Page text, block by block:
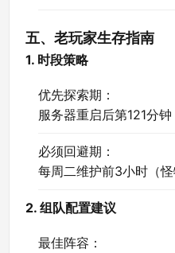
五、老玩家生存指南
1. 时段策略
优先探索期：
服务器重启后第121分钟
必须回避期：
每周二维护前3小时（怪
2. 组队配置建议
最佳阵容：